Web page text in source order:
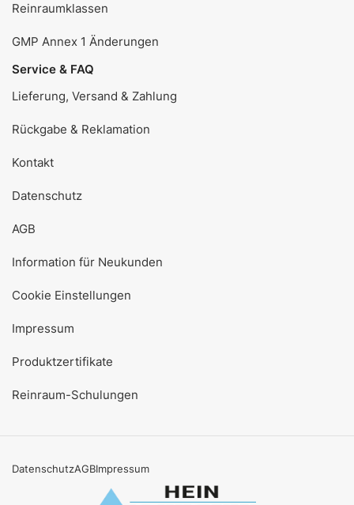
Reinraumklassen
GMP Annex 1 Änderungen
Service & FAQ
Lieferung, Versand & Zahlung
Rückgabe & Reklamation
Kontakt
Datenschutz
AGB
Information für Neukunden
Cookie Einstellungen
Impressum
Produktzertifikate
Reinraum-Schulungen
DatenschutzAGBImpressum